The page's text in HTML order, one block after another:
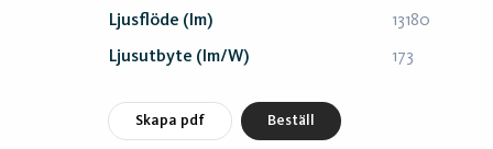
Ljusflöde (lm) 13180
Ljusutbyte (lm/W) 173
Skapa pdf Beställ